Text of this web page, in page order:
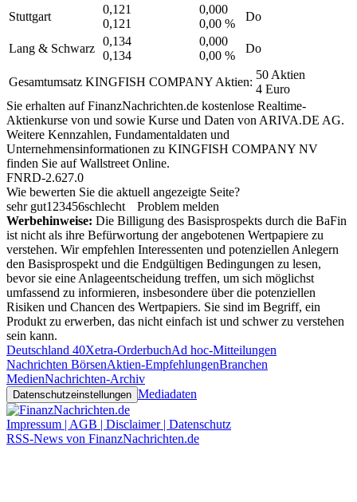
Stuttgart
0,121
0,121
0,000
0,00 %
Do
Lang & Schwarz
0,134
0,134
0,000
0,00 %
Do
Gesamtumsatz KINGFISH COMPANY Aktien:
50 Aktien
4 Euro
Sie erhalten auf FinanzNachrichten.de kostenlose Realtime-
Aktienkurse von und sowie Kurse und Daten von ARIVA.DE AG.
Weitere Kennzahlen, Fundamentaldaten und
Unternehmensinformationen zu KINGFISH COMPANY NV
finden Sie aufWallstreet Online.
FNRD-2.627.0
Wie bewerten Sie die aktuell angezeigte Seite?
sehr gut1 23456schlecht
Problem melden
Werbehinweise: Die Billigung des Basisprospekts durch die BaFin
ist nicht als ihre Befürwortung der angebotenen Wertpapiere zu
verstehen. Wir empfehlen Interessenten und potenziellen Anlegern
den Basisprospekt und die Endgültigen Bedingungen zu lesen,
bevor sie eine Anlageentscheidung treffen, um sich möglichst
umfassend zu informieren, insbesondere über die potenziellen
Risiken und Chancen des Wertpapiers. Sie sind im Begriff, ein
Produkt zu erwerben, das nicht einfach ist und schwer zu verstehen
sein kann.
Deutschland 40Xetra-OrderbuchAd hoc-Mitteilungen
Nachrichten BörsenAktien-EmpfehlungenBranchen
MedienNachrichten-Archiv
Datenschutzeinstellungen Mediadaten
Impressum | AGB | Disclaimer | Datenschutz
RSS-News von FinanzNachrichten.de